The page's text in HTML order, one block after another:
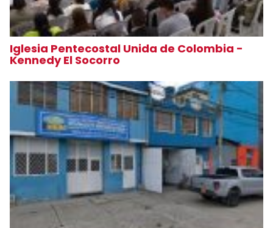
Iglesia Pentecostal Unida de Colombia -
Kennedy El Socorro